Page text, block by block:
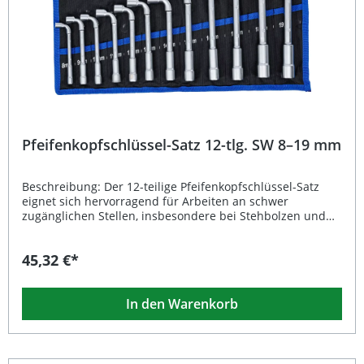
Pfeifenkopfschlüssel-Satz 12-tlg. SW 8–19 mm
Beschreibung: Der 12-teilige Pfeifenkopfschlüssel-Satz
eignet sich hervorragend für Arbeiten an schwer
zugänglichen Stellen, insbesondere bei Stehbolzen und
Dank der massiven Ausführung mit zwei
90° gekröpften Seite lässt sich der Drehstift einfach
einstecken und sorgt für optimale Hebelwirkung beim
Lösen oder Anziehen von Verschraubungen. Hergestellt
aus hochwertigem Chrom-Vanadium-Stahl und mit einer
45,32 €*
In den Warenkorb